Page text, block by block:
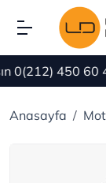
450 60 40
Anasayfa